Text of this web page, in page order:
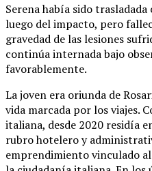
Serena había sido
luego del impacto, pero
gravedad de las lesiones
continúa internada bajo
favorablemente.
La joven era oriunda de
vida marcada por los viajes.
italiana, desde 2020 residía
rubro hotelero y
emprendimiento vinculado